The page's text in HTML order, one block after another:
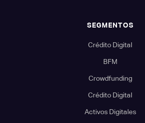
SEGMENTOS
Crédito Digital
BFM
Crowdfunding
Crédito Digital
Activos Digitales